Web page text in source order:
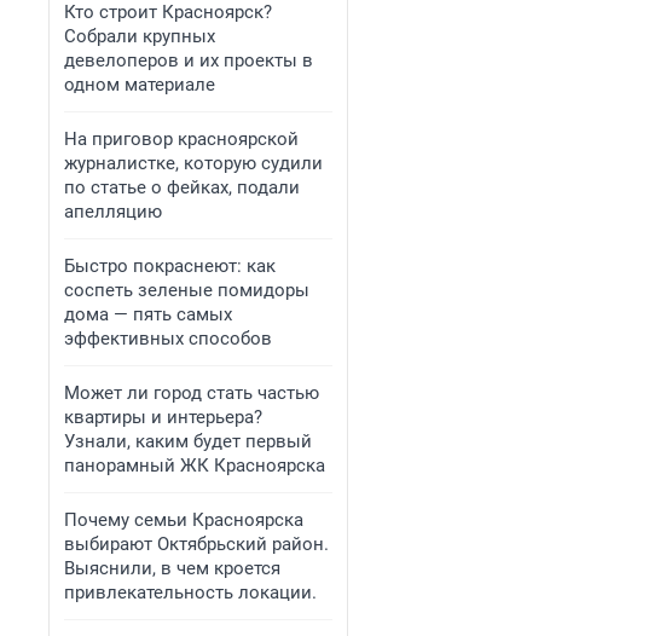
Кто строит Красноярск?
Собрали крупных
девелоперов и их проекты в
одном материале
На приговор красноярской
журналистке, которую судили
по статье о фейках, подали
апелляцию
Быстро покраснеют: как
соспеть зеленые помидоры
дома — пять самых
эффективных способов
Может ли город стать частью
квартиры и интерьера?
Узнали, каким будет первый
панорамный ЖК Красноярска
Почему семьи Красноярска
выбирают Октябрьский район.
Выяснили, в чем кроется
привлекательность локации.